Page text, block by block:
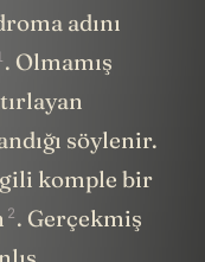
adını
. Olmamış
söylenir.
komple bir
2. Gerçekmiş